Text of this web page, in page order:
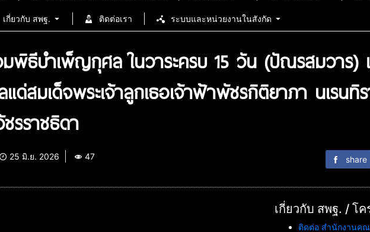
เกี่ยวกับ สพฐ. ติดต่อเรา ระบบและหน่วยงานในสังกัด
พิธีบำเพ็ญกุศล ในวาระครบ 15 วัน (ปัณรสมวาร)
ด่สมเด็จพระเจ้าลูกเธอเจ้าฟ้าพัชรกิติยาภา นเรน
รราชธิดา
25 มิ.ย. 2026 47 share
เกี่ยวกับ สพฐ. / โ
ติดต่อ สำนักงานค